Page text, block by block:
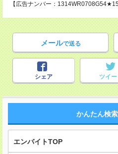
【広告ナンバー：
メールで送る
シェア ツイー
かんたん検
エンバイトTOP